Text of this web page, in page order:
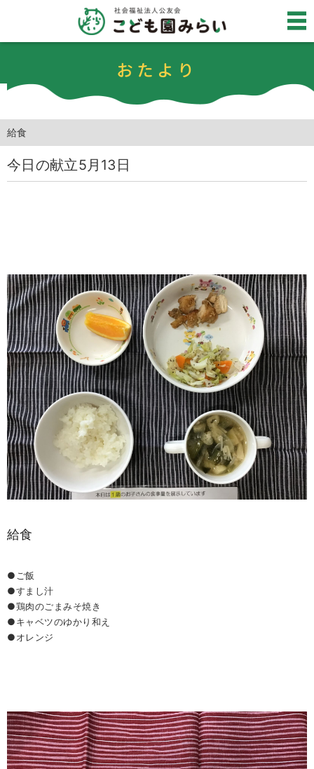
おたより
給食
今日の献立5月13日
給食
●ご飯
●すまし汁
●鶏肉のごまみそ焼き
●キャベツのゆかり和え
●オレンジ